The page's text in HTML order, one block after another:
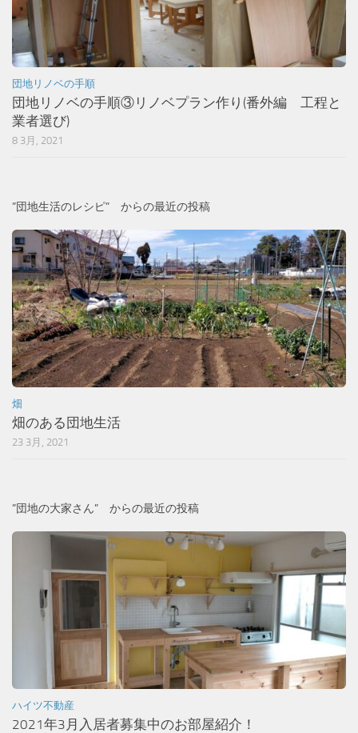
団地リノベの手順
団地リノベの手順③リノベプラン作り(番外編 工程と
業者選び)
8 3月, 2021
”団地生活のレシピ” からの最近の投稿
畑
畑のある団地生活
23 3月, 2021
”団地の大家さん” からの最近の投稿
ハイツ不動産
2021年3月入居者募集中のお部屋紹介！